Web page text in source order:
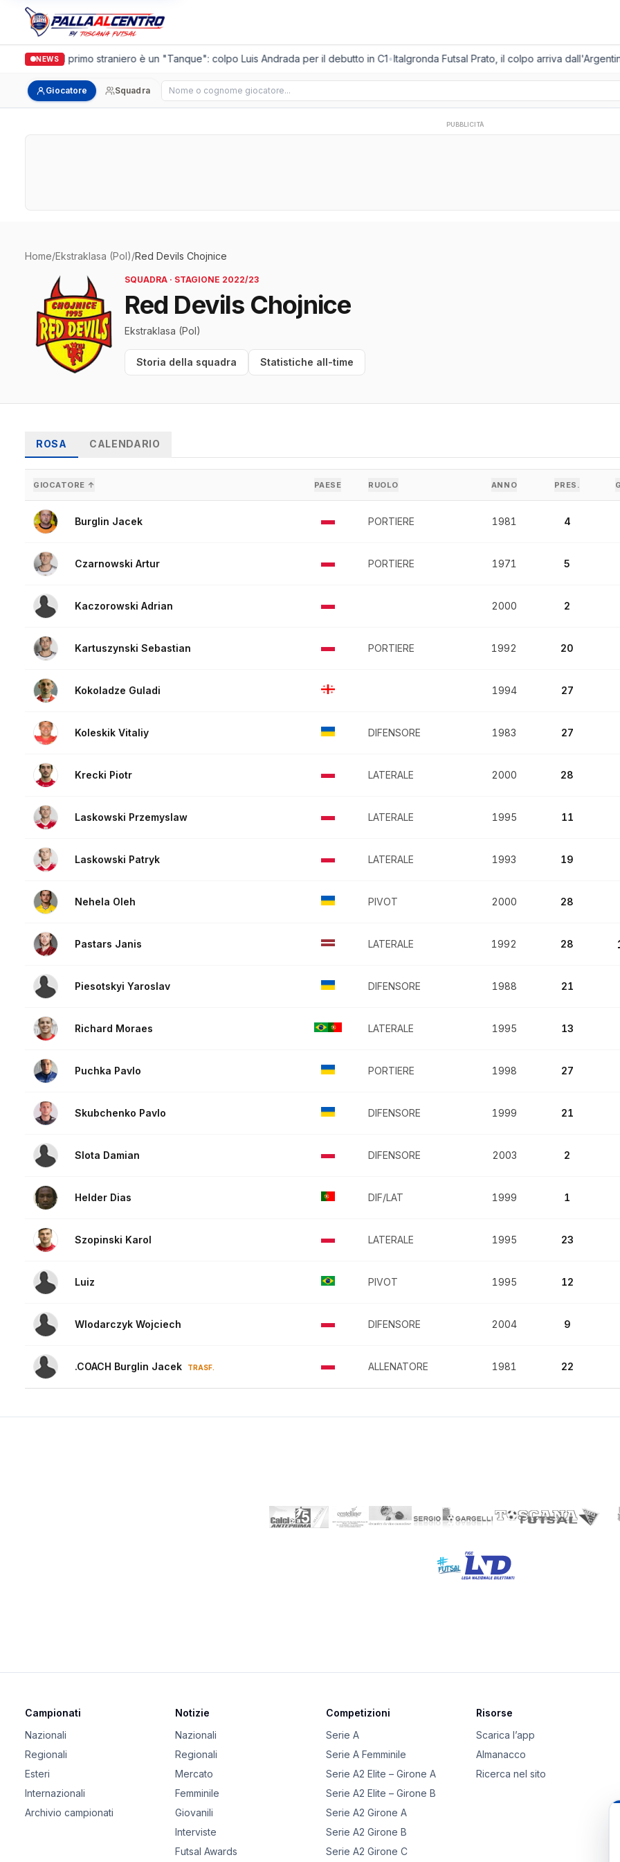
NEWS
Casalguidi, il primo straniero è un "Tanque": colpo Luis Andrada per il debutto in C1•Italgronda Futsal Prato, il colpo arriva
Giocatore Squadra Cerca giocatore
PUBBLICITÀ
Home/Ekstraklasa (Pol)/Red Devils Chojnice
SQUADRA · STAGIONE 2022/23
Red Devils Chojnice
Ekstraklasa (Pol)
Storia della squadra Statistiche all-time
ROSA CALENDARIO
GIOCATORE ↑ PAESE RUOLO ANNO PRES.
Burglin Jacek PORTIERE 1981 4
Czarnowski Artur PORTIERE 1971 5
Kaczorowski Adrian 2000 2
Kartuszynski Sebastian PORTIERE 1992 20
Kokoladze Guladi 1994 27
Koleskik Vitaliy DIFENSORE 1983 27
Krecki Piotr LATERALE 2000 28
Laskowski Przemyslaw LATERALE 1995 11
Laskowski Patryk LATERALE 1993 19
Nehela Oleh PIVOT 2000 28
Pastars Janis LATERALE 1992 28
Piesotskyi Yaroslav DIFENSORE 1988 21
Richard Moraes LATERALE 1995 13
Puchka Pavlo PORTIERE 1998 27
Skubchenko Pavlo DIFENSORE 1999 21
Slota Damian DIFENSORE 2003 2
Helder Dias DIF/LAT 1999 1
Szopinski Karol LATERALE 1995 23
Luiz PIVOT 1995 12
Wlodarczyk Wojciech DIFENSORE 2004 9
.COACH Burglin Jacek TRASF. ALLENATORE 1981 22
Campionati
Nazionali
Regionali
Esteri
Internazionali
Archivio campionati
Notizie
Nazionali
Regionali
Mercato
Femminile
Giovanili
Interviste
Futsal Awards
Competizioni
Serie A
Serie A Femminile
Serie A2 Elite – Girone A
Serie A2 Elite – Girone B
Serie A2 Girone A
Serie A2 Girone B
Serie A2 Girone C
Risorse
Scarica l’app
Almanacco
Ricerca nel sito